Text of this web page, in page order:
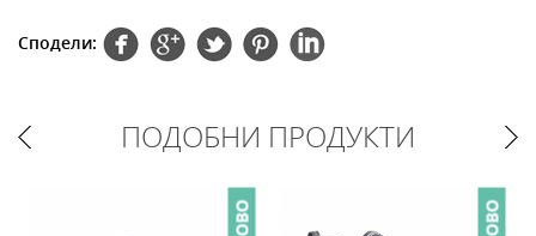
Сподели:
ПОДОБНИ ПРОДУКТИ
НОВО НОВО